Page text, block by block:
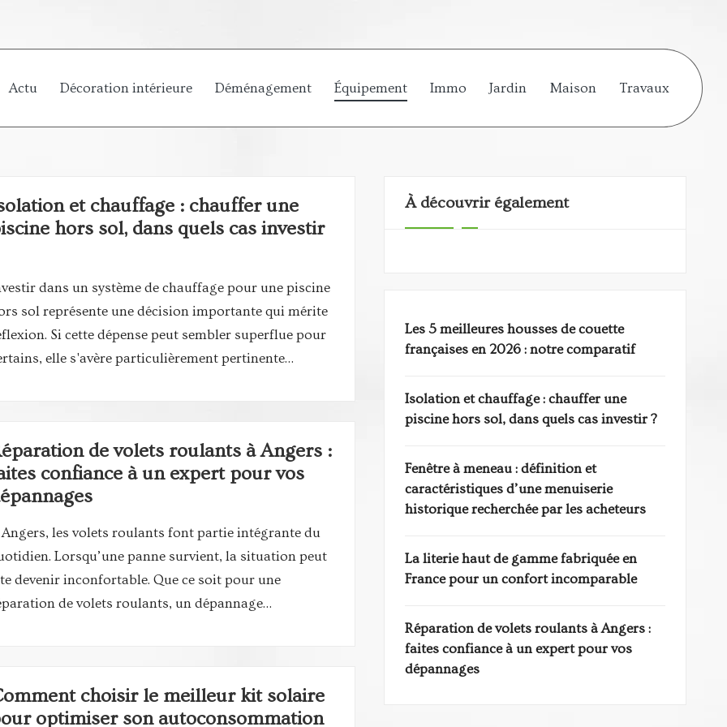
Actu Décoration intérieure Déménagement Équipement Immo Jardin Maison Travaux
et chauffage : chauffer une
hors sol, dans quels cas investir
dans un système de chauffage pour une piscine
sol représente une décision importante qui mérite
Si cette dépense peut sembler superflue pour
elle s'avère particulièrement pertinente…
de volets roulants à Angers :
confiance à un expert pour vos
les volets roulants font partie intégrante du
Lorsqu’une panne survient, la situation peut
devenir inconfortable. Que ce soit pour une
de volets roulants, un dépannage…
choisir le meilleur kit solaire
optimiser son autoconsommation
À découvrir également
Les 5 meilleures housses de couette
françaises en 2026 : notre comparatif
Isolation et chauffage : chauffer une
piscine hors sol, dans quels cas investir ?
Fenêtre à meneau : définition et
caractéristiques d’une menuiserie
historique recherchée par les acheteurs
La literie haut de gamme fabriquée en
France pour un confort incomparable
Réparation de volets roulants à Angers :
faites confiance à un expert pour vos
dépannages